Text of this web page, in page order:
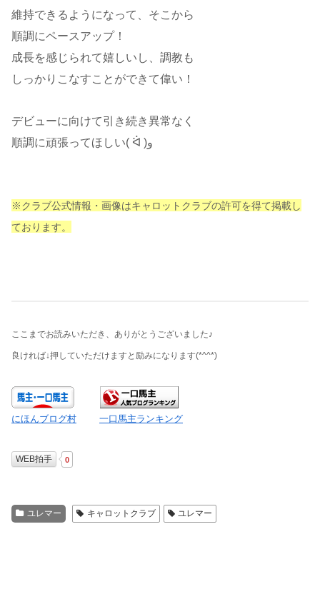
維持できるようになって、そこから
順調にペースアップ！
成長を感じられて嬉しいし、調教も
しっかりこなすことができて偉い！
デビューに向けて引き続き異常なく
順調に頑張ってほしい( ᐛ )و
※クラブ公式情報・画像はキャロットクラブの許可を得て掲載し
ております。
ここまでお読みいただき、ありがとうございました♪
良ければ↓押していただけますと励みになります(*^^*)
にほんブログ村 一口馬主ランキング
WEB拍手 0
ユレマー キャロットクラブ ユレマー